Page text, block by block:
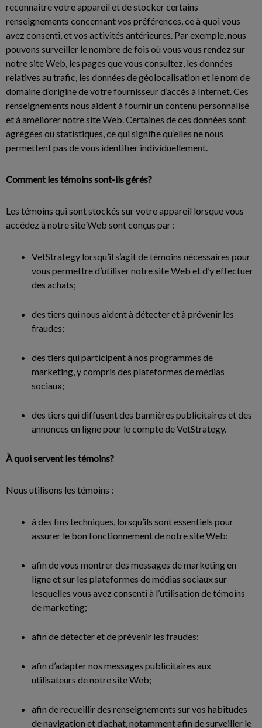
reconnaître votre appareil et de stocker certains
renseignements concernant vos préférences, ce à quoi vous
avez consenti, et vos activités antérieures. Par exemple, nous
pouvons surveiller le nombre de fois où vous vous rendez sur
notre site Web, les pages que vous consultez, les données
relatives au trafic, les données de géolocalisation et le nom de
domaine d’origine de votre fournisseur d’accès à Internet. Ces
renseignements nous aident à fournir un contenu personnalisé
et à améliorer notre site Web. Certaines de ces données sont
agrégées ou statistiques, ce qui signifie qu’elles ne nous
permettent pas de vous identifier individuellement.
Comment les témoins sont-ils gérés?
Les témoins qui sont stockés sur votre appareil lorsque vous
accédez à notre site Web sont conçus par :
VetStrategy lorsqu’il s’agit de témoins nécessaires pour
vous permettre d’utiliser notre site Web et d’y effectuer
des achats;
des tiers qui nous aident à détecter et à prévenir les
fraudes;
des tiers qui participent à nos programmes de
marketing, y compris des plateformes de médias
sociaux;
des tiers qui diffusent des bannières publicitaires et des
annonces en ligne pour le compte de VetStrategy.
À quoi servent les témoins?
Nous utilisons les témoins :
à des fins techniques, lorsqu’ils sont essentiels pour
assurer le bon fonctionnement de notre site Web;
afin de vous montrer des messages de marketing en
ligne et sur les plateformes de médias sociaux sur
lesquelles vous avez consenti à l’utilisation de témoins
de marketing;
afin de détecter et de prévenir les fraudes;
afin d’adapter nos messages publicitaires aux
utilisateurs de notre site Web;
afin de recueillir des renseignements sur vos habitudes
de navigation et d’achat, notamment afin de surveiller le